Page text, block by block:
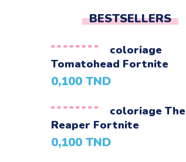
Naruto
Nature
Night Funkin
Parapluie
Petit Ours Brun
BESTSELLERS
coloriage
Tomatohead Fortnite
0,100 TND
coloriage The
Reaper Fortnite
0,100 TND